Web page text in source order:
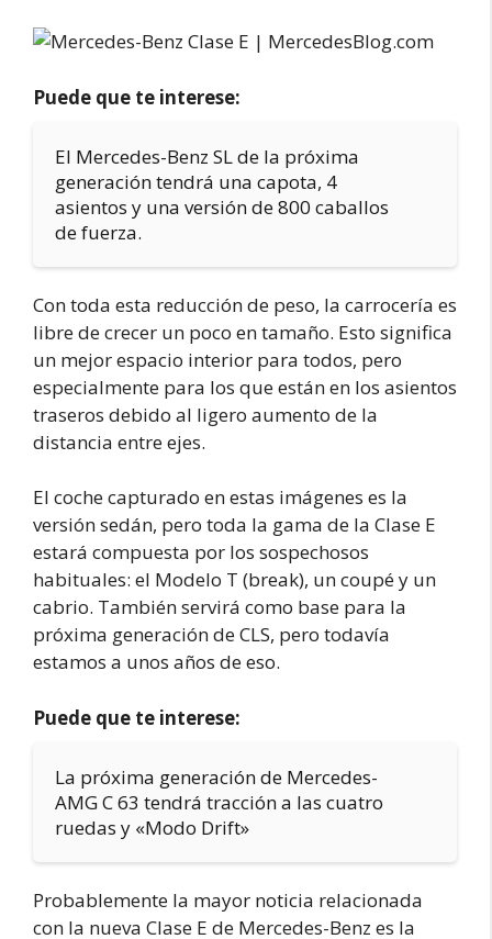
Puede que te interese:
El Mercedes-Benz SL de la próxima
generación tendrá una capota, 4
asientos y una versión de 800 caballos
de fuerza.
Con toda esta reducción de peso, la carrocería es
libre de crecer un poco en tamaño. Esto significa
un mejor espacio interior para todos, pero
especialmente para los que están en los asientos
traseros debido al ligero aumento de la
distancia entre ejes.
El coche capturado en estas imágenes es la
versión sedán, pero toda la gama de la Clase E
estará compuesta por los sospechosos
habituales: el Modelo T (break), un coupé y un
cabrio. También servirá como base para la
próxima generación de CLS, pero todavía
estamos a unos años de eso.
Puede que te interese:
La próxima generación de Mercedes-
AMG C 63 tendrá tracción a las cuatro
ruedas y «Modo Drift»
Probablemente la mayor noticia relacionada
con la nueva Clase E de Mercedes-Benz es la